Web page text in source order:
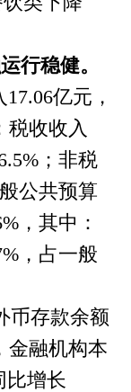
运行稳健。
17.06亿元，
税收收入
%；非税
公共预算
，其中：
%，占一般
币存款余额
金融机构本
比增长